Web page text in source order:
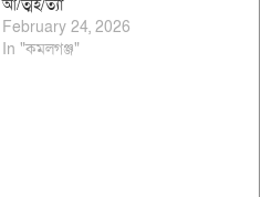
আ/ত্মহ/ত্যা
February 24, 2026
In "কমলগঞ্জ"